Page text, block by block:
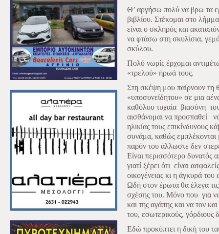
Θ’ αργήσω πολύ να βρω τα
βιβλίου. Στέκομαι στο
είναι ο σκληρός και
να φτάσω στη σκυλίσια,
σκύλου.
Πολύ νωρίς έρχομαι
«τρελού» ήρωά τους.
Στη σκέψη μου παίρνουν τη
«υποσυνείδητου» σε μια
καθόλου τυχαία βιασύνη
αισθάνομαι να προσπαθεί
ηλικίας τους επικίνδυνους
συνάμα, καθώς εμπλέκονται
παρόν του άλλωστε δεν
Είναι περισσότερο δυνατός
γιατί ξέρει ότι είναι
οικογένειας κι η άγκυρά
Ωδή στον έρωτα θα έλεγα
σχέσης του. Μόνο που για
και της αγάπης και να τον και
του, εσωτερικούς, γόρδιους
Εδώ προκύπτει η δική του